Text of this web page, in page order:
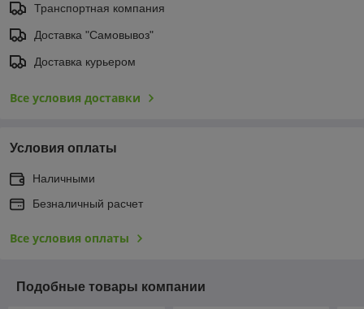
Транспортная компания
Доставка "Самовывоз"
Доставка курьером
Все условия доставки
Условия оплаты
Наличными
Безналичный расчет
Все условия оплаты
Подобные товары компании